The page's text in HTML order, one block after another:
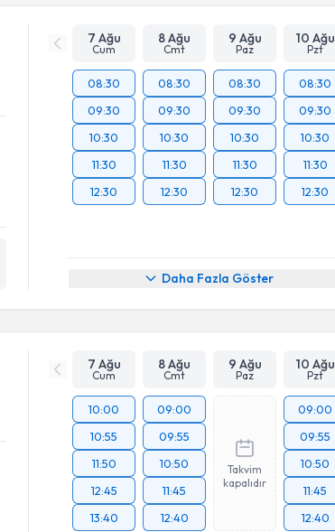
7 Ağu
Cum
8 Ağu
Cmt
9 Ağu
Paz
10 Ağu
Pzt
08:30
09:30
10:30
11:30
12:30
08:30
09:30
10:30
11:30
12:30
08:30
09:30
10:30
11:30
12:30
08:30
09:30
10:30
11:30
12:30
Daha Fazla Göster
7 Ağu
Cum
8 Ağu
Cmt
9 Ağu
Paz
10 Ağu
Pzt
10:00
10:55
11:50
12:45
13:40
09:00
09:55
10:50
11:45
12:40
Takvim
kapalıdır
09:00
09:55
10:50
11:45
12:40